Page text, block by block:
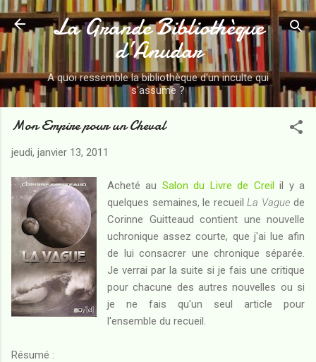
Accéder au contenu principal
La Grande Bibliothèque
d’Anudar
A quoi ressemble la bibliothèque d'un inculte qui
s'assume ?
Mon Empire pour un Cheval
jeudi, janvier 13, 2011
Acheté au Salon du Livre de Creil il y a
quelques semaines, le recueil La Vague de
Corinne Guitteaud contient une nouvelle
uchronique assez courte, que j'ai lue afin
de lui consacrer une chronique séparée.
Je verrai par la suite si je fais une critique
pour chacune des autres nouvelles ou si
je ne fais qu'un seul article pour
l'ensemble du recueil.
Résumé :